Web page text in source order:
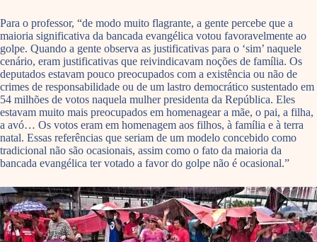
Para o professor, “de modo muito flagrante, a gente percebe que a
maioria significativa da bancada evangélica votou favoravelmente ao
golpe. Quando a gente observa as justificativas para o ‘sim’ naquele
cenário, eram justificativas que reivindicavam noções de família. Os
deputados estavam pouco preocupados com a existência ou não de
crimes de responsabilidade ou de um lastro democrático sustentado em
54 milhões de votos naquela mulher presidenta da República. Eles
estavam muito mais preocupados em homenagear a mãe, o pai, a filha,
a avó… Os votos eram em homenagem aos filhos, à família e à terra
natal. Essas referências que seriam de um modelo concebido como
tradicional não são ocasionais, assim como o fato da maioria da
bancada evangélica ter votado a favor do golpe não é ocasional.”